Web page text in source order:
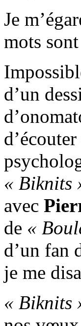
Je
mots
d’un
« Biknits
avec
de «
d’un fan
je me
« Biknits